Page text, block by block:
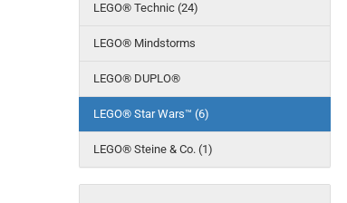
LEGO® Technic (24)
LEGO® Mindstorms
LEGO® DUPLO®
LEGO® Star Wars™ (6)
LEGO® Steine & Co. (1)